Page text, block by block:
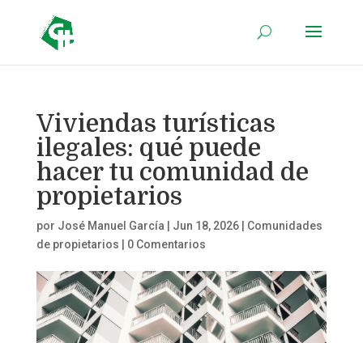
Viviendas turísticas
ilegales: qué puede
hacer tu comunidad de
propietarios
por José Manuel García Jun 18, 2026| Comunidades
de propietarios
0 Comentarios